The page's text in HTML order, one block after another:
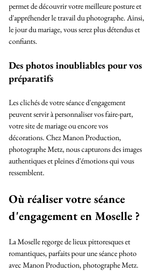
permet de découvrir votre meilleure posture et
d'appréhender le travail du photographe. Ainsi,
le jour du mariage, vous serez plus détendus et
confiants.
Des photos inoubliables pour vos
préparatifs
Les clichés de votre séance d'engagement
peuvent servir à personnaliser vos faire-part,
votre site de mariage ou encore vos
décorations. Chez Manon Production,
photographe Metz, nous capturons des images
authentiques et pleines d'émotions qui vous
ressemblent.
Où réaliser votre séance
d'engagement en Moselle ?
La Moselle regorge de lieux pittoresques et
romantiques, parfaits pour une séance photo
avec Manon Production, photographe Metz.